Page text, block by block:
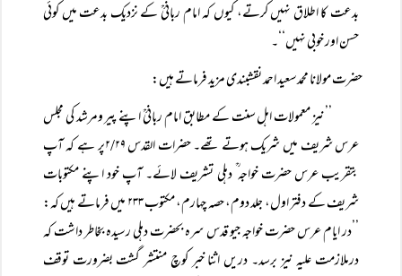
بدعت کا اطلاق نہیں کرتے، کیوں کہ امام ربانیؒ کے نزدیک بدعت میں کوئی
حسن اور خوبی نہیں‘‘۔
حضرت مولانا محمدسعید احمد نقشبندی مزید فرماتے ہیں:
’’نیز معمولات اہل سنت کے مطابق امام ربانیؒ اپنے پیر ومرشد کی مجلس
عرس شریف میں شریک ہوتے تھے۔ حضرات القدس ۲/۲۹پر ہے کہ آپ
بتقریب عرس حضرت خواجہ ؒ دہلی تشریف لائے۔ آپ خود اپنے مکتوبات
شریف کے دفتر اول، جلد دوم، حصہ چہارم، مکتوب ۲۳۳ میں فرماتے ہیں کہ:
’’در ایام عرس حضرت خواجہ جیو قدس سرہ بحضرت دہلی رسیدہ بخاطر داشت کہ
درملازمت علیہ نیز برسد۔ دریں اثنا خبر کوچ منتشر گشت بضرورت توقف